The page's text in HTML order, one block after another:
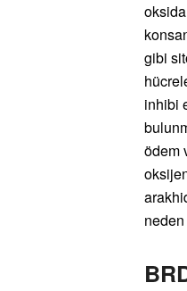
gibi
inhibi
ödem